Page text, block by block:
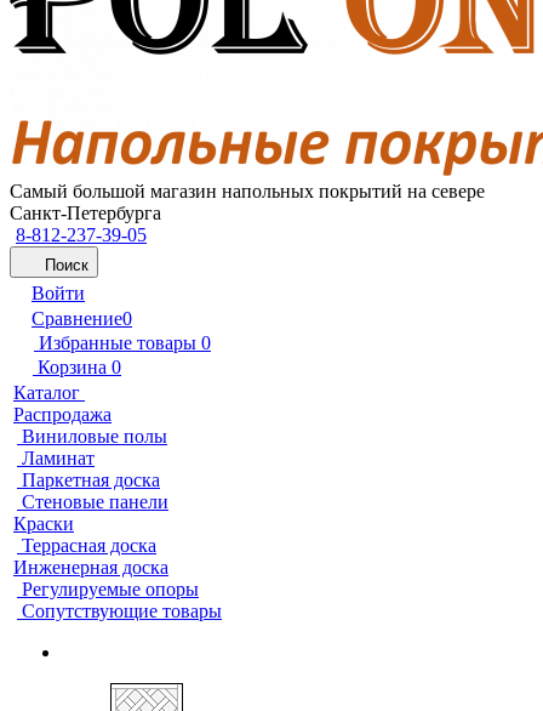
Самый большой магазин напольных покрытий на севере
Санкт-Петербурга
8-812-237-39-05
Поиск
Войти
Сравнение0
Избранные товары 0
Корзина 0
Каталог
Распродажа
Виниловые полы
Ламинат
Паркетная доска
Стеновые панели
Краски
Террасная доска
Инженерная доска
Регулируемые опоры
Сопутствующие товары